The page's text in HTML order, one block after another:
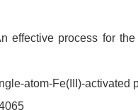
effective process for the
atom-Fe(III)-activated